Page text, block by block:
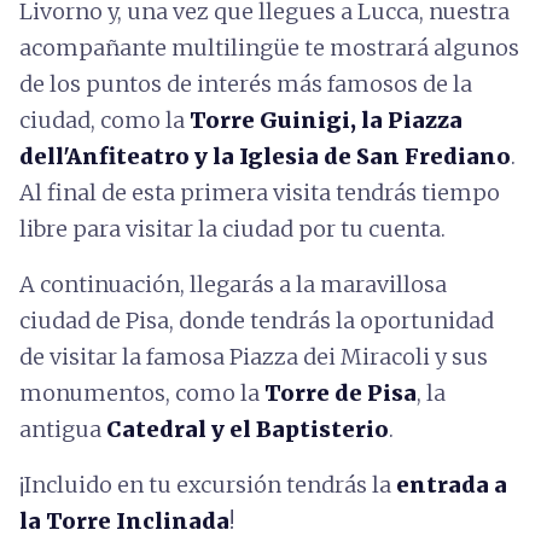
Livorno y, una vez que llegues a Lucca, nuestra
acompañante multilingüe te mostrará algunos
de los puntos de interés más famosos de la
ciudad, como la Torre Guinigi, la Piazza
dell'Anfiteatro y la Iglesia de San Frediano.
Al final de esta primera visita tendrás tiempo
libre para visitar la ciudad por tu cuenta.
A continuación, llegarás a la maravillosa
ciudad de Pisa, donde tendrás la oportunidad
de visitar la famosa Piazza dei Miracoli y sus
monumentos, como la Torre de Pisa, la
antigua Catedral y el Baptisterio.
¡Incluido en tu excursión tendrás la entrada a
la Torre Inclinada!